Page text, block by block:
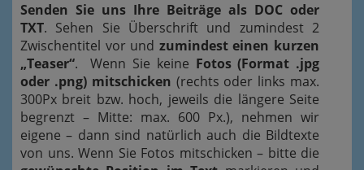
Senden Sie uns Ihre Beiträge als DOC oder
TXT. Sehen Sie Überschrift und zumindest 2
Zwischentitel vor und zumindest einen kurzen
„Teaser“. Wenn Sie keine Fotos (Format .jpg
oder .png) mitschicken (rechts oder links max.
300Px breit bzw. hoch, jeweils die längere Seite
begrenzt – Mitte: max. 600 Px.), nehmen wir
eigene – dann sind natürlich auch die Bildtexte
von uns. Wenn Sie Fotos mitschicken – bitte die